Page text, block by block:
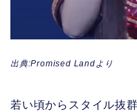
出典:Promised Landより
若い頃からスタイル抜